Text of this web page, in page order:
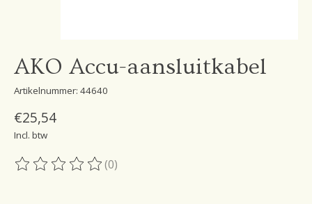
AKO Accu-aansluitkabel
Artikelnummer: 44640
€25,54
Incl. btw
De beoordeling van dit product is
(0)